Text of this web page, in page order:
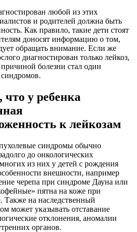
любой из этих
и родителей должна быть
Как правило, такие дети стоят
доносят информацию о том,
обращать внимание. Если же
диагностирован только лейкоз,
болезни стал один
у ребенка
к лейкозам
синдромы обычно
до онкологических
из них у детей с рождения
внешности, например
черепа при синдроме Дауна или
пятна на коже при
Также на наследственный
может указывать отставание
отклонения, аномалии
органов.